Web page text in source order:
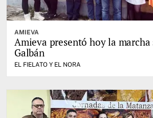
AMIEVA
Amieva presentó hoy la
Galbán
EL FIELATO Y EL NORA